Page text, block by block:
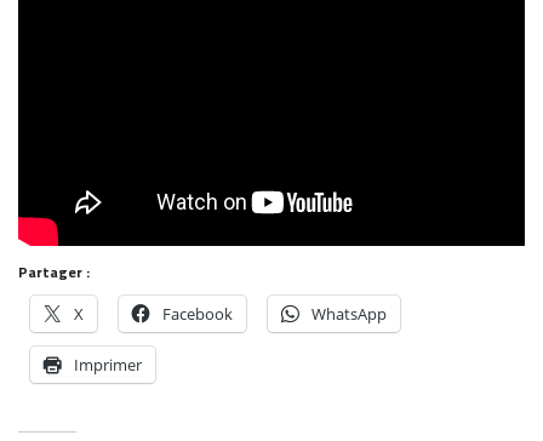
Partager :
X Facebook WhatsApp
Imprimer